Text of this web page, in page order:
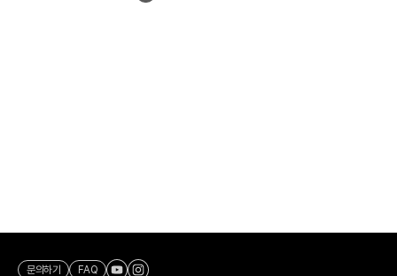
문의하기 FAQ